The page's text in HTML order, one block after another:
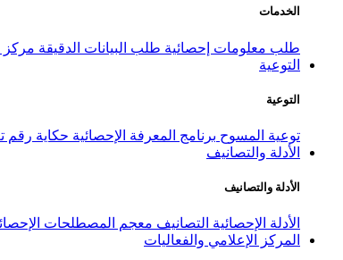
الخدمات
طلب معلومات إحصائية طلب البيانات الدقيقة مركز
التوعية
التوعية
توعية المسوح برنامج المعرفة الإحصائية حكاية رقم
الأدلة والتصانيف
الأدلة والتصانيف
الأدلة الإحصائية التصانيف معجم المصطلحات
المركز الإعلامي والفعاليات